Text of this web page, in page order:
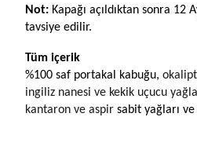
Not: Kapağı açıldıktan sonra 12
tavsiye edilir.
Tüm içerik
%100 saf portakal kabuğu,
ingiliz nanesi ve kekik uçucu
kantaron ve aspir sabit yağları